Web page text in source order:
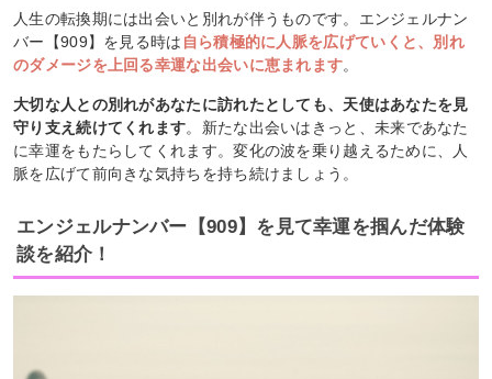
人生の転換期には出会いと別れが伴うものです。エンジェルナン
バー【909】を見る時は 自ら積極的に人脈を広げていくと、別れ
のダメージを上回る幸運な出会いに恵まれます。
大切な人との別れがあなたに訪れたとしても、天使はあなたを見
守り支え続けてくれます。新たな出会いはきっと、未来であなた
に幸運をもたらしてくれます。変化の波を乗り越えるために、人
脈を広げて前向きな気持ちを持ち続けましょう。
エンジェルナンバー【909】を見て幸運を掴んだ体験
談を紹介！